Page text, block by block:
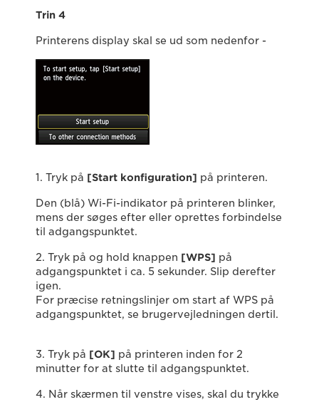
Trin 4
Printerens display skal se ud som nedenfor -
1. Tryk på [Start konfiguration] på printeren.
Den (blå) Wi-Fi-indikator på printeren blinker,
mens der søges efter eller oprettes forbindelse
til adgangspunktet.
2. Tryk på og hold knappen [WPS] på
adgangspunktet i ca. 5 sekunder. Slip derefter
igen.
For præcise retningslinjer om start af WPS på
adgangspunktet, se brugervejledningen dertil.
3. Tryk på [OK] på printeren inden for 2
minutter for at slutte til adgangspunktet.
4. Når skærmen til venstre vises, skal du trykke